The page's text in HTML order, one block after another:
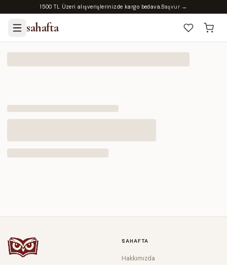
1500 TL Üzeri alışverişlerinizde kargo bedava.Başvur →
sahafta
SAHAFTA
Hakkımızda